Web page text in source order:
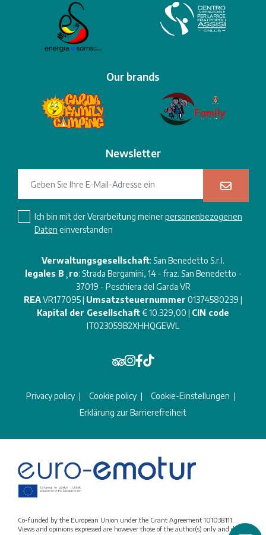
Our brands
Newsletter
Ich bin mit der Verarbeitung meinerpersonenbezogenen
Daten einverstanden
Verwaltungsgesellschaft: San Benedetto S.r.l.
legales B¸ro: Strada Bergamini, 14 - fraz. San Benedetto -
37019 - Peschiera del Garda VR
REAVR177095 | Umsatzsteuernummer 01374580239 |
Kapital der Gesellschaft€ 10.329,00 | CIN code
IT023059B2XHHQGEWL
Privacy policy Cookie policy
Cookie-Einstellungen
Erklärung zur Barrierefreiheit
Co-funded by the European Union under the Grant Agreement 101038111.
Views and opinions expressed are however those of the author(s) only and do